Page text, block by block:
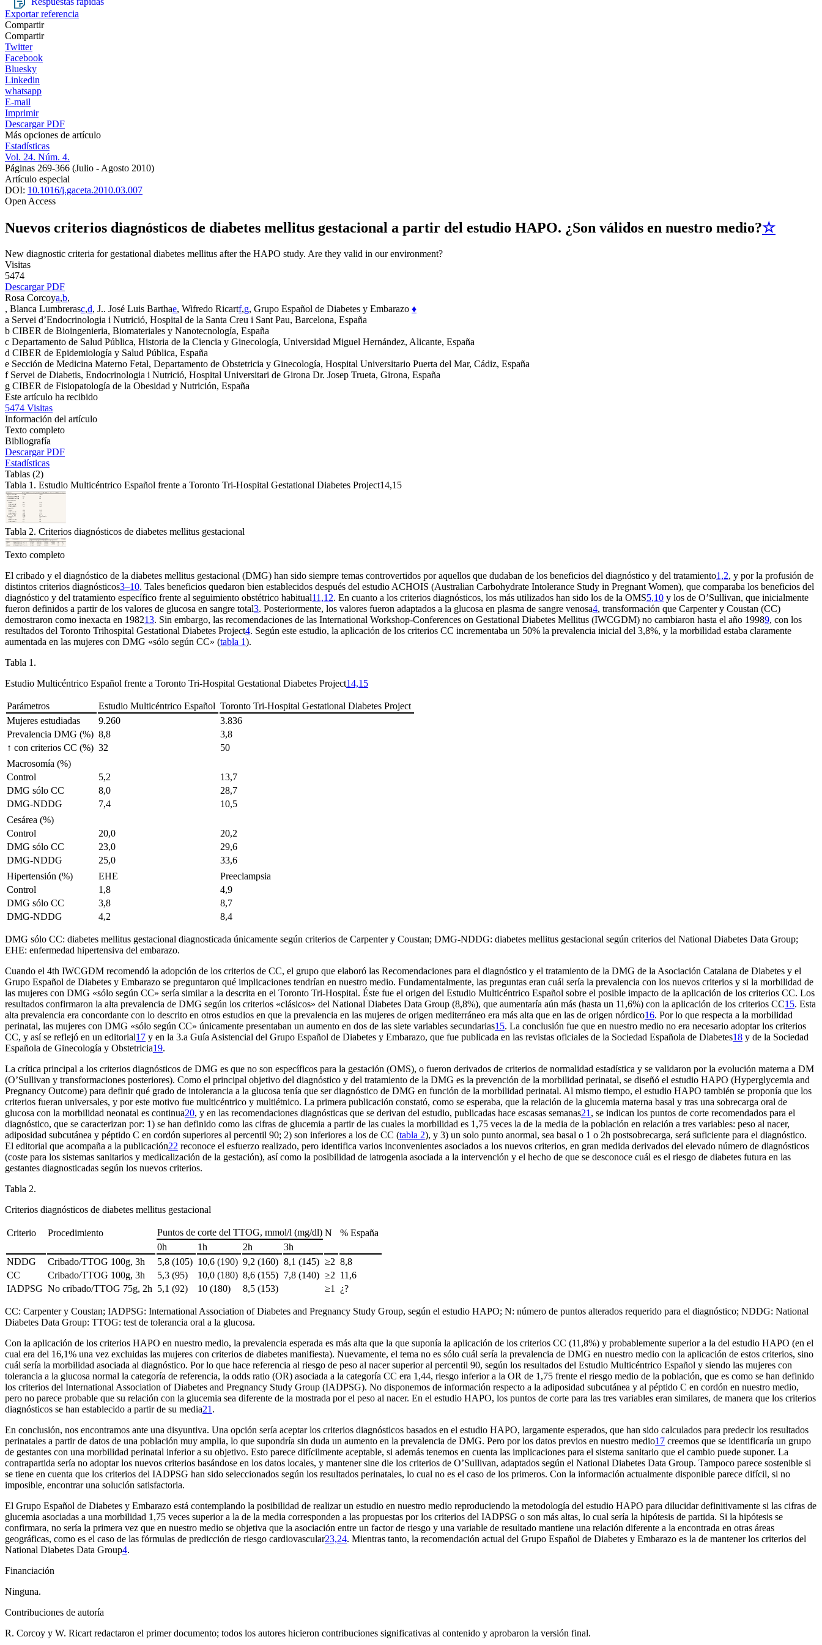
Exportar referencia
Compartir
Compartir
Twitter
Facebook
Bluesky
Linkedin
whatsapp
E-mail
Imprimir
Descargar PDF
Más opciones de artículo
Estadísticas
Vol. 24. Núm. 4.
Páginas 269-366 (Julio - Agosto 2010)
Artículo especial
DOI: 10.1016/j.gaceta.2010.03.007
Open Access
Nuevos criterios diagnósticos de diabetes mellitus gestacional a partir del estudio HAPO. ¿Son válidos en nuestro medio?☆
New diagnostic criteria for gestational diabetes mellitus after the HAPO study. Are they valid in our environment?
Visitas
5474
Descargar PDF
Rosa Corcoya,b,
, Blanca Lumbrerasc,d, J.. José Luis Barthae, Wifredo Ricartf,g, Grupo Español de Diabetes y Embarazo ♦
a Servei d’Endocrinologia i Nutrició, Hospital de la Santa Creu i Sant Pau, Barcelona, España
b CIBER de Bioingenieria, Biomateriales y Nanotecnología, España
c Departamento de Salud Pública, Historia de la Ciencia y Ginecología, Universidad Miguel Hernández, Alicante, España
d CIBER de Epidemiología y Salud Pública, España
e Sección de Medicina Materno Fetal, Departamento de Obstetricia y Ginecología, Hospital Universitario Puerta del Mar, Cádiz, España
f Servei de Diabetis, Endocrinologia i Nutrició, Hospital Universitari de Girona Dr. Josep Trueta, Girona, España
g CIBER de Fisiopatología de la Obesidad y Nutrición, España
Este artículo ha recibido
5474 Visitas
Información del artículo
Texto completo
Bibliografía
Descargar PDF
Estadísticas
Tablas (2)
Tabla 1. Estudio Multicéntrico Español frente a Toronto Tri-Hospital Gestational Diabetes Project14,15
Tabla 2. Criterios diagnósticos de diabetes mellitus gestacional
Texto completo
El cribado y el diagnóstico de la diabetes mellitus gestacional (DMG) han sido siempre temas controvertidos por aquellos que dudaban de los beneficios del diagnóstico y del tratamiento1,2, y por la profusión de
distintos criterios diagnósticos3–10. Tales beneficios quedaron bien establecidos después del estudio ACHOIS (Australian Carbohydrate Intolerance Study in Pregnant Women), que comparaba los beneficios del
diagnóstico y del tratamiento específico frente al seguimiento obstétrico habitual11,12. En cuanto a los criterios diagnósticos, los más utilizados han sido los de la OMS5,10 y los de O’Sullivan, que inicialmente
fueron definidos a partir de los valores de glucosa en sangre total3. Posteriormente, los valores fueron adaptados a la glucosa en plasma de sangre venosa4, transformación que Carpenter y Coustan (CC)
demostraron como inexacta en 198213. Sin embargo, las recomendaciones de las International Workshop-Conferences on Gestational Diabetes Mellitus (IWCGDM) no cambiaron hasta el año 19989, con los
resultados del Toronto Trihospital Gestational Diabetes Project4. Según este estudio, la aplicación de los criterios CC incrementaba un 50% la prevalencia inicial del 3,8%, y la morbilidad estaba claramente
aumentada en las mujeres con DMG «sólo según CC» (tabla 1).
Tabla 1.
Estudio Multicéntrico Español frente a Toronto Tri-Hospital Gestational Diabetes Project14,15
Parámetros Estudio Multicéntrico Español Toronto Tri-Hospital Gestational Diabetes Project
Mujeres estudiadas
9.260
3.836
Prevalencia DMG (%) 8,8
3,8
↑ con criterios CC (%) 32
50
Macrosomía (%)
Control
5,2
13,7
DMG sólo CC
8,0
28,7
DMG-NDDG
7,4
10,5
Cesárea (%)
Control
20,0
20,2
DMG sólo CC
23,0
29,6
DMG-NDDG
25,0
33,6
Hipertensión (%)
EHE
Preeclampsia
Control
1,8
4,9
DMG sólo CC
3,8
8,7
DMG-NDDG
4,2 8,4
DMG sólo CC: diabetes mellitus gestacional diagnosticada únicamente según criterios de Carpenter y Coustan; DMG-NDDG: diabetes mellitus gestacional según criterios del National Diabetes Data Group;
EHE: enfermedad hipertensiva del embarazo.
Cuando el 4th IWCGDM recomendó la adopción de los criterios de CC, el grupo que elaboró las Recomendaciones para el diagnóstico y el tratamiento de la DMG de la Asociación Catalana de Diabetes y el
Grupo Español de Diabetes y Embarazo se preguntaron qué implicaciones tendrían en nuestro medio. Fundamentalmente, las preguntas eran cuál sería la prevalencia con los nuevos criterios y si la morbilidad de
las mujeres con DMG «sólo según CC» sería similar a la descrita en el Toronto Tri-Hospital. Éste fue el origen del Estudio Multicéntrico Español sobre el posible impacto de la aplicación de los criterios CC. Los
resultados confirmaron la alta prevalencia de DMG según los criterios «clásicos» del National Diabetes Data Group (8,8%), que aumentaría aún más (hasta un 11,6%) con la aplicación de los criterios CC15. Esta
alta prevalencia era concordante con lo descrito en otros estudios en que la prevalencia en las mujeres de origen mediterráneo era más alta que en las de origen nórdico16. Por lo que respecta a la morbilidad
perinatal, las mujeres con DMG «sólo según CC» únicamente presentaban un aumento en dos de las siete variables secundarias15. La conclusión fue que en nuestro medio no era necesario adoptar los criterios
CC, y así se reflejó en un editorial17 y en la 3.a Guía Asistencial del Grupo Español de Diabetes y Embarazo, que fue publicada en las revistas oficiales de la Sociedad Española de Diabetes18 y de la Sociedad
Española de Ginecología y Obstetricia19.
La crítica principal a los criterios diagnósticos de DMG es que no son específicos para la gestación (OMS), o fueron derivados de criterios de normalidad estadística y se validaron por la evolución materna a DM
(O’Sullivan y transformaciones posteriores). Como el principal objetivo del diagnóstico y del tratamiento de la DMG es la prevención de la morbilidad perinatal, se diseñó el estudio HAPO (Hyperglycemia and
Pregnancy Outcome) para definir qué grado de intolerancia a la glucosa tenía que ser diagnóstico de DMG en función de la morbilidad perinatal. Al mismo tiempo, el estudio HAPO también se proponía que los
criterios fueran universales, y por este motivo fue multicéntrico y multiétnico. La primera publicación constató, como se esperaba, que la relación de la glucemia materna basal y tras una sobrecarga oral de
glucosa con la morbilidad neonatal es continua20, y en las recomendaciones diagnósticas que se derivan del estudio, publicadas hace escasas semanas21 , se indican los puntos de corte recomendados para el
diagnóstico, que se caracterizan por: 1) se han definido como las cifras de glucemia a partir de las cuales la morbilidad es 1,75 veces la de la media de la población en relación a tres variables: peso al nacer,
adiposidad subcutánea y péptido C en cordón superiores al percentil 90; 2) son inferiores a los de CC (tabla 2), y 3) un solo punto anormal, sea basal o 1 o 2h postsobrecarga, será suficiente para el diagnóstico.
El editorial que acompaña a la publicación22 reconoce el esfuerzo realizado, pero identifica varios inconvenientes asociados a los nuevos criterios, en gran medida derivados del elevado número de diagnósticos
(coste para los sistemas sanitarios y medicalización de la gestación), así como la posibilidad de iatrogenia asociada a la intervención y el hecho de que se desconoce cuál es el riesgo de diabetes futura en las
gestantes diagnosticadas según los nuevos criterios.
Tabla 2.
Criterios diagnósticos de diabetes mellitus gestacional
Criterio Procedimiento Puntos de corte del TTOG, mmol/l (mg/dl) N
% España
0h 1h 2h 3h
NDDG
Cribado/TTOG 100g, 3h 5,8 (105) 10,6 (190) 9,2 (160) 8,1 (145) ≥2 8,8
CC
Cribado/TTOG 100g, 3h 5,3 (95) 10,0 (180) 8,6 (155) 7,8 (140) ≥2 11,6
IADPSG No cribado/TTOG 75g, 2h 5,1 (92) 10 (180) 8,5 (153) ≥1 ¿?
CC: Carpenter y Coustan; IADPSG: International Association of Diabetes and Pregnancy Study Group, según el estudio HAPO; N: número de puntos alterados requerido para el diagnóstico; NDDG: National
Diabetes Data Group: TTOG: test de tolerancia oral a la glucosa.
Con la aplicación de los criterios HAPO en nuestro medio, la prevalencia esperada es más alta que la que suponía la aplicación de los criterios CC (11,8%) y probablemente superior a la del estudio HAPO (en el
cual era del 16,1% una vez excluidas las mujeres con criterios de diabetes manifiesta). Nuevamente, el tema no es sólo cuál sería la prevalencia de DMG en nuestro medio con la aplicación de estos criterios, sino
cuál sería la morbilidad asociada al diagnóstico. Por lo que hace referencia al riesgo de peso al nacer superior al percentil 90, según los resultados del Estudio Multicéntrico Español y siendo las mujeres con
tolerancia a la glucosa normal la categoría de referencia, la odds ratio (OR) asociada a la categoría CC era 1,44, riesgo inferior a la OR de 1,75 frente el riesgo medio de la población, que es como se han definido
los criterios del International Association of Diabetes and Pregnancy Study Group (IADPSG). No disponemos de información respecto a la adiposidad subcutánea y al péptido C en cordón en nuestro medio,
pero no parece probable que su relación con la glucemia sea diferente de la mostrada por el peso al nacer. En el estudio HAPO, los puntos de corte para las tres variables eran similares, de manera que los criterios
diagnósticos se han establecido a partir de su media21 .
En conclusión, nos encontramos ante una disyuntiva. Una opción sería aceptar los criterios diagnósticos basados en el estudio HAPO, largamente esperados, que han sido calculados para predecir los resultados
perinatales a partir de datos de una población muy amplia, lo que supondría sin duda un aumento en la prevalencia de DMG. Pero por los datos previos en nuestro medio17 creemos que se identificaría un grupo
de gestantes con una morbilidad perinatal inferior a su objetivo. Esto parece difícilmente aceptable, si además tenemos en cuenta las implicaciones para el sistema sanitario que el cambio puede suponer. La
contrapartida sería no adoptar los nuevos criterios basándose en los datos locales, y mantenersine die los criterios de O’Sullivan, adaptados según el National Diabetes Data Group. Tampoco parece sostenible si
se tiene en cuenta que los criterios del IADPSG han sido seleccionados según los resultados perinatales, lo cual no es el caso de los primeros. Con la información actualmente disponible parece difícil, si no
imposible, encontrar una solución satisfactoria.
El Grupo Español de Diabetes y Embarazo está contemplando la posibilidad de realizar un estudio en nuestro medio reproduciendo la metodología del estudio HAPO para dilucidar definitivamente si las cifras de
glucemia asociadas a una morbilidad 1,75 veces superior a la de la media corresponden a las propuestas por los criterios del IADPSG o son más altas, lo cual sería la hipótesis de partida. Si la hipótesis se
confirmara, no sería la primera vez que en nuestro medio se objetiva que la asociación entre un factor de riesgo y una variable de resultado mantiene una relación diferente a la encontrada en otras áreas
geográficas, como es el caso de las fórmulas de predicción de riesgo cardiovascular23,24. Mientras tanto, la recomendación actual del Grupo Español de Diabetes y Embarazo es la de mantener los criterios del
National Diabetes Data Group4.
Financiación
Ninguna.
Contribuciones de autoría
R. Corcoy y W. Ricart redactaron el primer documento; todos los autores hicieron contribuciones significativas al contenido y aprobaron la versión final.